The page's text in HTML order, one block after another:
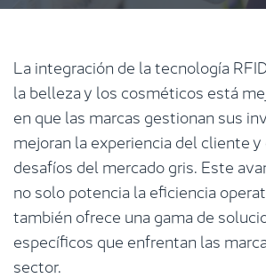
La integración de la tecnología
la belleza y los cosméticos está
en que las marcas gestionan sus
mejoran la experiencia del cliente
desafíos del mercado gris. Este
no solo potencia la eficiencia
también ofrece una gama de
específicos que enfrentan las
sector.